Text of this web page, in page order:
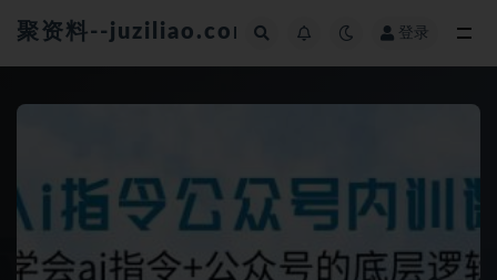
聚资料--juziliao.com--全网资料整合平台
登录